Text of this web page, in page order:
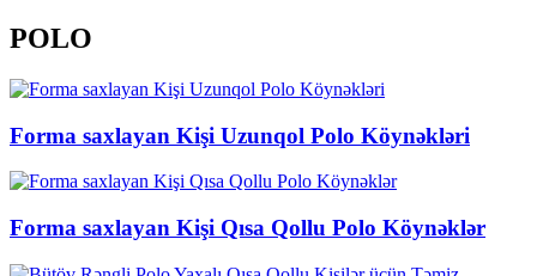
POLO
Forma saxlayan Kişi Uzunqol Polo Köynəkləri
Forma saxlayan Kişi Qısa Qollu Polo Köynəklər